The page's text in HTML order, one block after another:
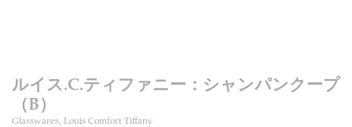
ルイス.C.ティファニー：シャンパンクープ
（B）
Glasswares, Louis Comfort Tiffany